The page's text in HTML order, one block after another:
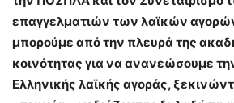
επαγγελματιών των λαϊκών
μπορούμε από την πλευρά της
κοινότητας για να ανανεώσουμε
Ελληνικής λαϊκής αγοράς,